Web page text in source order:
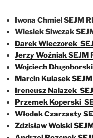
Iwona Chmiel SEJM
Wiesiek Siwczak
Darek Wieczorek
Jerzy Woźniak SEJM
Wojciech Długoborski
Marcin Kulasek SEJM
Ireneusz Nalazek
Przemek Koperski
Włodek Czarzasty
Zdzisław Wolski